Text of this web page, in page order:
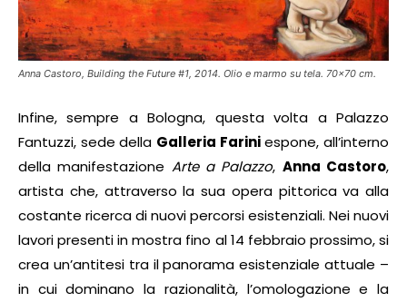
Anna Castoro, Building the Future #1, 2014. Olio e marmo su tela. 70×70 cm.
Infine, sempre a Bologna, questa volta a Palazzo
Fantuzzi, sede della Galleria Fariniespone, all’interno
della manifestazione Arte a Palazzo, Anna Castoro,
artista che, attraverso la sua opera pittorica va alla
costante ricerca di nuovi percorsi esistenziali. Nei nuovi
lavori presenti in mostra fino al 14 febbraio prossimo, si
crea un’antitesi tra il panorama esistenziale attuale –
in cui dominano la razionalità, l’omologazione e la